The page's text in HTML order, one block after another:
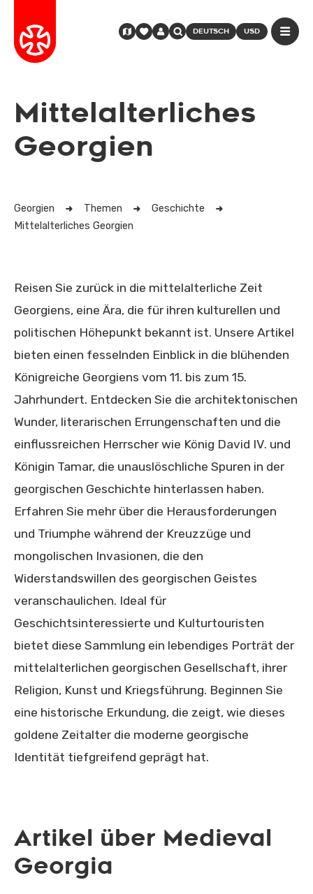
DEUTSCH USD
Mittelalterliches
Georgien
Georgien Themen
Geschichte
Mittelalterliches Georgien
Reisen Sie zurück in die mittelalterliche Zeit
Georgiens, eine Ära, die für ihren kulturellen und
politischen Höhepunkt bekannt ist. Unsere Artikel
bieten einen fesselnden Einblick in die blühenden
Königreiche Georgiens vom 11. bis zum 15.
Jahrhundert. Entdecken Sie die architektonischen
Wunder, literarischen Errungenschaften und die
einflussreichen Herrscher wie König David IV. und
Königin Tamar, die unauslöschliche Spuren in der
georgischen Geschichte hinterlassen haben.
Erfahren Sie mehr über die Herausforderungen
und Triumphe während der Kreuzzüge und
mongolischen Invasionen, die den
Widerstandswillen des georgischen Geistes
veranschaulichen. Ideal für
Geschichtsinteressierte und Kulturtouristen
bietet diese Sammlung ein lebendiges Porträt der
mittelalterlichen georgischen Gesellschaft, ihrer
Religion, Kunst und Kriegsführung. Beginnen Sie
eine historische Erkundung, die zeigt, wie dieses
goldene Zeitalter die moderne georgische
Identität tiefgreifend geprägt hat.
Artikel über Medieval
Georgia